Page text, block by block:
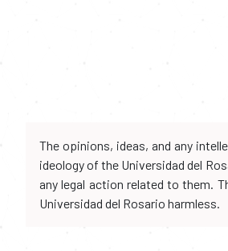
The opinions, ideas, and any
ideology of the Universidad del
any legal action related to them.
Universidad del Rosario harmless.